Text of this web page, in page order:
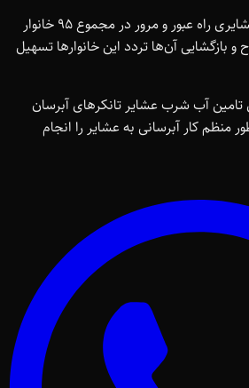
وی افزود: این مسیرهای عشایری راه عبور و مرور در مجموع ۹۵ خانوار
بازگشایی آن‌ها تردد این خانوارها تسهیل
تامین آب شرب عشایر تانکرهای آبرسان
منظم کار آبرسانی به عشایر را انجام